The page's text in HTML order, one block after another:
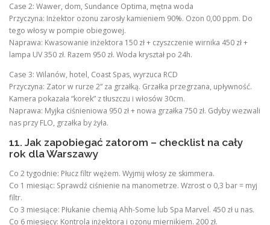
Case 2: Wawer, dom, Sundance Optima, mętna woda
Przyczyna: Inżektor ozonu zarosły kamieniem 90%. Ozon 0,00 ppm. Do
tego włosy w pompie obiegowej.
Naprawa: Kwasowanie inżektora 150 zł + czyszczenie wirnika 450 zł +
lampa UV 350 zł. Razem 950 zł. Woda kryształ po 24h.
Case 3: Wilanów, hotel, Coast Spas, wyrzuca RCD
Przyczyna: Zator w rurze 2” za grzałką. Grzałka przegrzana, upływność.
Kamera pokazała “korek” z tłuszczu i włosów 30cm.
Naprawa: Myjka ciśnieniowa 950 zł + nowa grzałka 750 zł. Gdyby wezwali
nas przy FLO, grzałka by żyła.
11. Jak zapobiegać zatorom – checklist na cały
rok dla Warszawy
Co 2 tygodnie: Płucz filtr wężem. Wyjmij włosy ze skimmera.
Co 1 miesiąc: Sprawdź ciśnienie na manometrze. Wzrost o 0,3 bar = myj
filtr.
Co 3 miesiące: Płukanie chemią Ahh-Some lub Spa Marvel. 450 zł u nas.
Co 6 miesięcy: Kontrola inżektora i ozonu miernikiem. 200 zł.